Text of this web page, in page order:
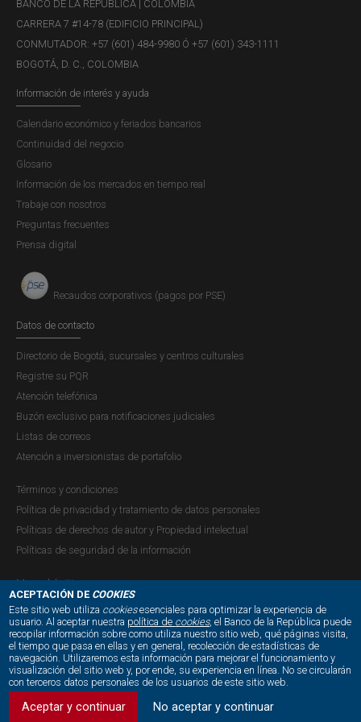
sometidas a este fenómeno. En el Recuadro 1 del Reporte
de Estabilidad Financiera del...
Recuadro 1: Descalce cambiario
negativo del sector real en Colombia en
2021 - Reporte de Estabilidad
Financiera del primer semestre 2022
Publicación |JUEVES, 6 DE OCTUBRE DE 2022
En un mundo cada vez más globalizado es frecuente que
las firmas, el gobierno y los hogares realicen
transacciones en monedas diferentes a las de su propia
economía. Este tipo de movimientos de capital permite,
financiar proyectos de...
Revista Ensayos sobre Política
económica (ESPE) - Ingresos Externos
Corrientes de Colombia: Desempeño
Publicación | VIERNES, 3 DE JULIO DE 2020
Resumen
Borradores de Economía - La Inversión
Directa de Colombia en el Exterior
(IDCE) y su renta: determinantes y
dinámica reciente
Publicación |JUEVES, 14 DE MARZO DE 2019
Contribución
: este documento estudia la evolución y
ACEPTACIÓN DE COOKIES
Este sitio web utiliza cookiesesenciales para optimizar la experiencia de
usuario. Al aceptar nuestra política de cookies, el Banco de la República puede
recopilar información sobre como utiliza nuestro sitio web, qué páginas visita,
el tiempo que pasa en ellas y en general, recolección de estadísticas de
navegación. Utilizaremos esta información para mejorar el funcionamiento y
visualización del sitio web y, por ende, su experiencia en línea. No se circularán
con terceros datos personales de los usuarios de este sitio web.
Aceptar y continuar No aceptar y continuar
BANCO DE LA REPÚBLICA | COLOMBIA
CARRERA 7 #14-78 (EDIFICIO PRINCIPAL)
CONMUTADOR: +57 (601) 484-9980 Ó +57 (601) 343-1111
BOGOTÁ, D. C., COLOMBIA
Información de interés y ayuda
Calendario económico y feriados bancarios
Continuidad del negocio
Glosario
Información de los mercados en tiempo real
Trabaje con nosotros
Preguntas frecuentes
Prensa digital
Recaudos corporativos (pagos por PSE)
Datos de contacto
Directorio de Bogotá, sucursales y centros culturales
Registre su PQR
Atención telefónica
Buzón exclusivo para notificaciones judiciales
Listas de correos
Atención a inversionistas de portafolio
Términos y condiciones
Política de privacidad y tratamiento de datos personales
Políticas de derechos de autor y Propiedad intelectual
Políticas de seguridad de la información
Mapa del sitio
NUESTRAS REDES SOCIALES: